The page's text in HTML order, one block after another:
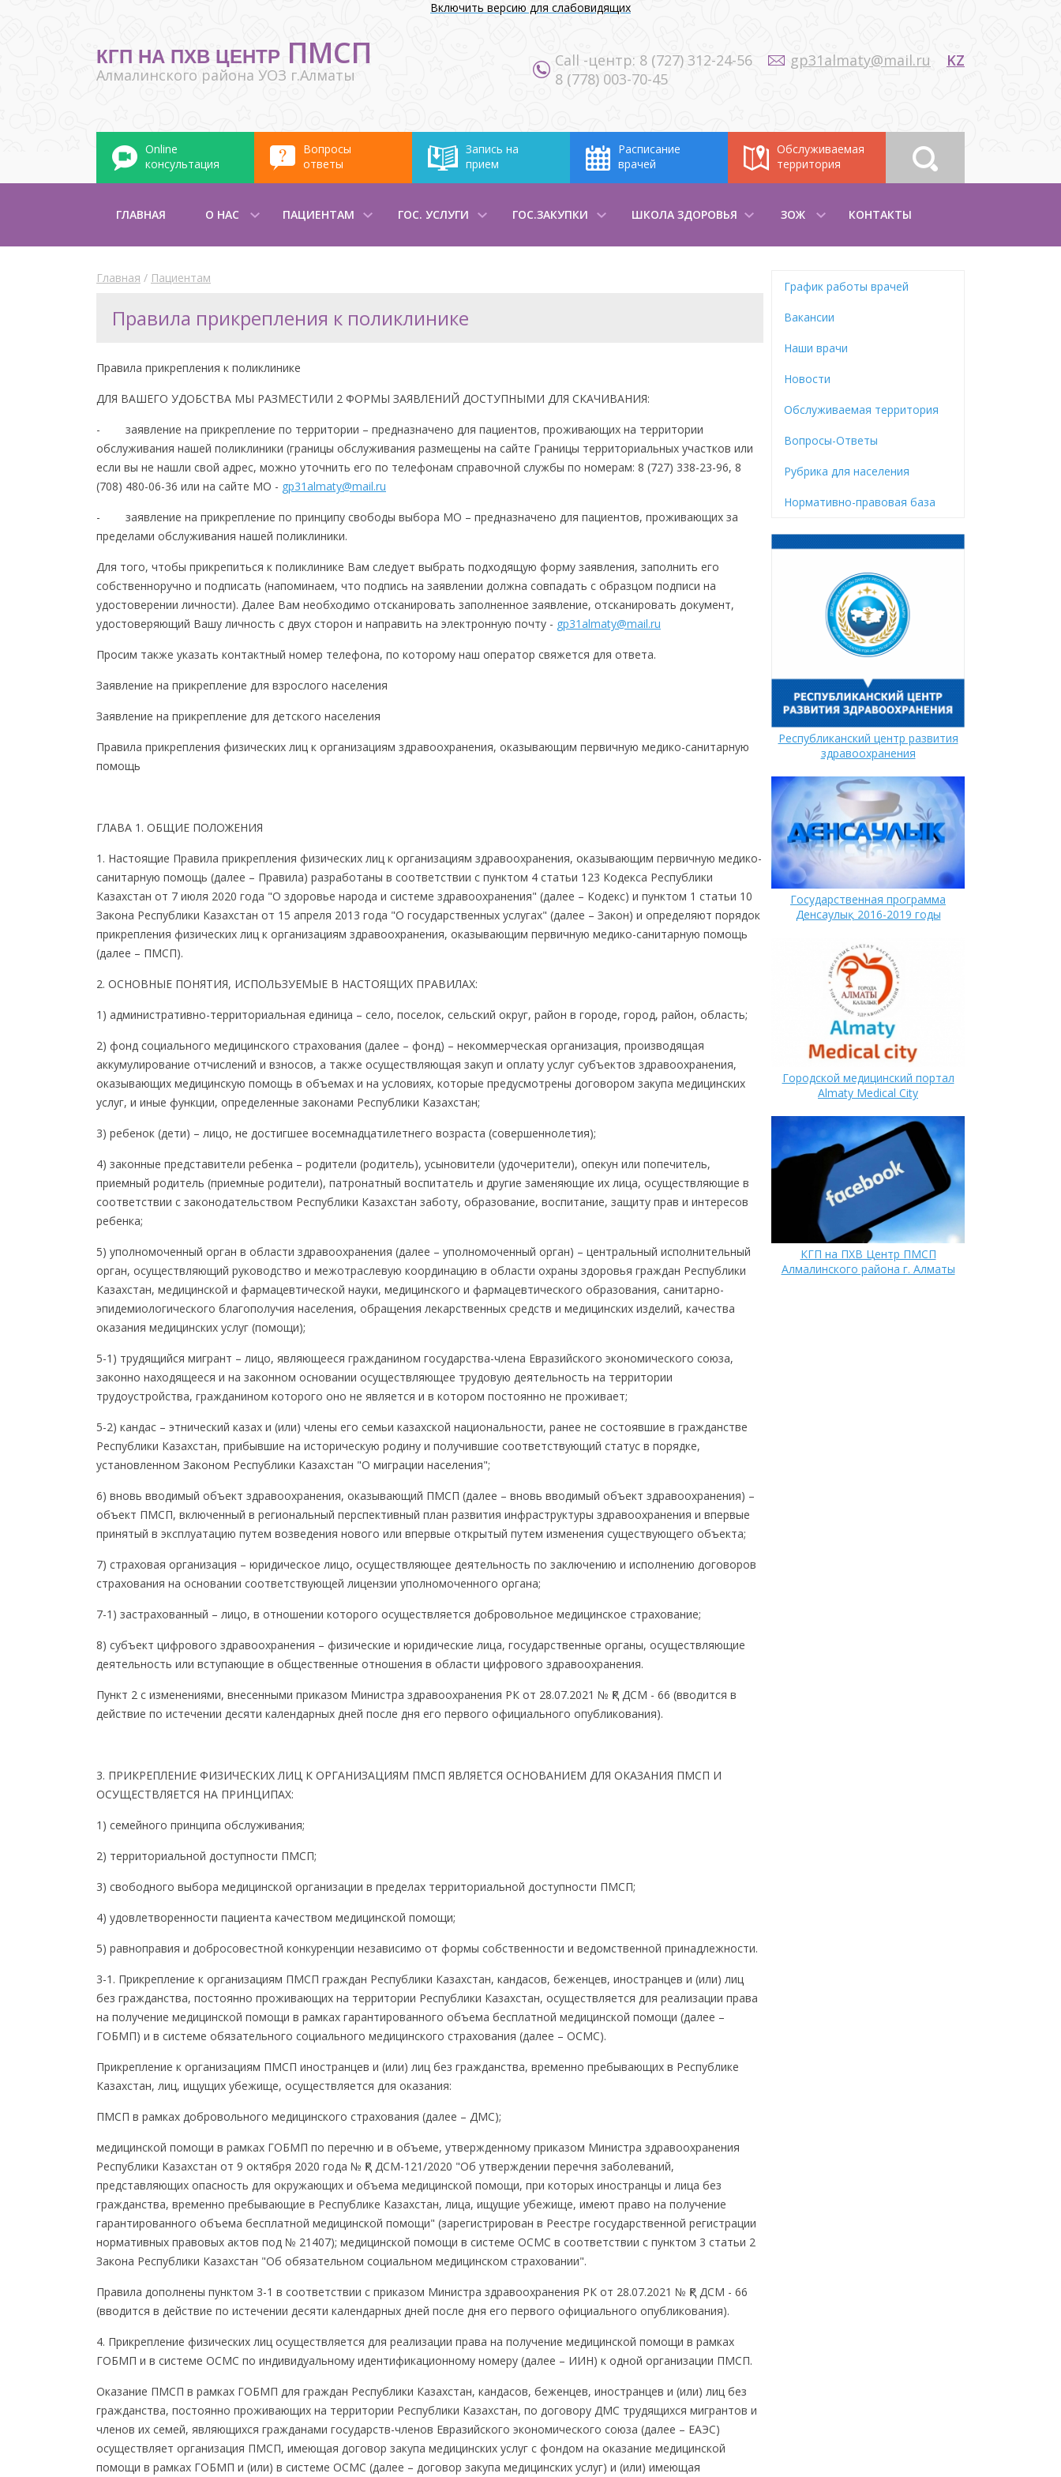
Включить версию для слабовидящих
КГП НА ПХВ ЦЕНТР ПМСП
Алмалинского района УОЗ г.Алматы
Call -центр: 8 (727) 312-24-56
8 (778) 003-70-45
gp31almaty@mail.ru KZ
Online
консультация
Вопросы
ответы
Запись на
прием
Расписание
врачей
Обслуживаемая
территория
ГЛАВНАЯ О НАС ПАЦИЕНТАМ ГОС. УСЛУГИ ГОС.ЗАКУПКИ ШКОЛА ЗДОРОВЬЯ ЗОЖ КОНТАКТЫ
Главная / Пациентам
Правила прикрепления к поликлинике
Правила прикрепления к поликлинике
ДЛЯ ВАШЕГО УДОБСТВА МЫ РАЗМЕСТИЛИ 2 ФОРМЫ ЗАЯВЛЕНИЙ ДОСТУПНЫМИ ДЛЯ СКАЧИВАНИЯ:
- заявление на прикрепление по территории – предназначено для пациентов, проживающих на территории
обслуживания нашей поликлиники (границы обслуживания размещены на сайте Границы территориальных участков или
если вы не нашли свой адрес, можно уточнить его по телефонам справочной службы по номерам: 8 (727) 338-23-96, 8
(708) 480-06-36 или на сайте МО - gp31almaty@mail.ru
- заявление на прикрепление по принципу свободы выбора МО – предназначено для пациентов, проживающих за
пределами обслуживания нашей поликлиники.
Для того, чтобы прикрепиться к поликлинике Вам следует выбрать подходящую форму заявления, заполнить его
собственноручно и подписать (напоминаем, что подпись на заявлении должна совпадать с образцом подписи на
удостоверении личности). Далее Вам необходимо отсканировать заполненное заявление, отсканировать документ,
удостоверяющий Вашу личность с двух сторон и направить на электронную почту - gp31almaty@mail.ru
Просим также указать контактный номер телефона, по которому наш оператор свяжется для ответа.
Заявление на прикрепление для взрослого населения
Заявление на прикрепление для детского населения
Правила прикрепления физических лиц к организациям здравоохранения, оказывающим первичную медико-санитарную
помощь
ГЛАВА 1. ОБЩИЕ ПОЛОЖЕНИЯ
1. Настоящие Правила прикрепления физических лиц к организациям здравоохранения, оказывающим первичную медико-
санитарную помощь (далее – Правила) разработаны в соответствии с пунктом 4 статьи 123 Кодекса Республики
Казахстан от 7 июля 2020 года "О здоровье народа и системе здравоохранения" (далее – Кодекс) и пунктом 1 статьи 10
Закона Республики Казахстан от 15 апреля 2013 года "О государственных услугах" (далее – Закон) и определяют порядок
прикрепления физических лиц к организациям здравоохранения, оказывающим первичную медико-санитарную помощь
(далее – ПМСП).
2. ОСНОВНЫЕ ПОНЯТИЯ, ИСПОЛЬЗУЕМЫЕ В НАСТОЯЩИХ ПРАВИЛАХ:
1) административно-территориальная единица – село, поселок, сельский округ, район в городе, город, район, область;
2) фонд социального медицинского страхования (далее – фонд) – некоммерческая организация, производящая
аккумулирование отчислений и взносов, а также осуществляющая закуп и оплату услуг субъектов здравоохранения,
оказывающих медицинскую помощь в объемах и на условиях, которые предусмотрены договором закупа медицинских
услуг, и иные функции, определенные законами Республики Казахстан;
3) ребенок (дети) – лицо, не достигшее восемнадцатилетнего возраста (совершеннолетия);
4) законные представители ребенка – родители (родитель), усыновители (удочерители), опекун или попечитель,
приемный родитель (приемные родители), патронатный воспитатель и другие заменяющие их лица, осуществляющие в
соответствии с законодательством Республики Казахстан заботу, образование, воспитание, защиту прав и интересов
ребенка;
5) уполномоченный орган в области здравоохранения (далее – уполномоченный орган) – центральный исполнительный
орган, осуществляющий руководство и межотраслевую координацию в области охраны здоровья граждан Республики
Казахстан, медицинской и фармацевтической науки, медицинского и фармацевтического образования, санитарно-
эпидемиологического благополучия населения, обращения лекарственных средств и медицинских изделий, качества
оказания медицинских услуг (помощи);
5-1) трудящийся мигрант – лицо, являющееся гражданином государства-члена Евразийского экономического союза,
законно находящееся и на законном основании осуществляющее трудовую деятельность на территории
трудоустройства, гражданином которого оно не является и в котором постоянно не проживает;
5-2) кандас – этнический казах и (или) члены его семьи казахской национальности, ранее не состоявшие в гражданстве
Республики Казахстан, прибывшие на историческую родину и получившие соответствующий статус в порядке,
установленном Законом Республики Казахстан "О миграции населения";
6) вновь вводимый объект здравоохранения, оказывающий ПМСП (далее – вновь вводимый объект здравоохранения) –
объект ПМСП, включенный в региональный перспективный план развития инфраструктуры здравоохранения и впервые
принятый в эксплуатацию путем возведения нового или впервые открытый путем изменения существующего объекта;
7) страховая организация – юридическое лицо, осуществляющее деятельность по заключению и исполнению договоров
страхования на основании соответствующей лицензии уполномоченного органа;
7-1) застрахованный – лицо, в отношении которого осуществляется добровольное медицинское страхование;
8) субъект цифрового здравоохранения – физические и юридические лица, государственные органы, осуществляющие
деятельность или вступающие в общественные отношения в области цифрового здравоохранения.
Пункт 2 с изменениями, внесенными приказом Министра здравоохранения РК от 28.07.2021 № ҚР ДСМ - 66 (вводится в
действие по истечении десяти календарных дней после дня его первого официального опубликования).
3. ПРИКРЕПЛЕНИЕ ФИЗИЧЕСКИХ ЛИЦ К ОРГАНИЗАЦИЯМ ПМСП ЯВЛЯЕТСЯ ОСНОВАНИЕМ ДЛЯ ОКАЗАНИЯ ПМСП И
ОСУЩЕСТВЛЯЕТСЯ НА ПРИНЦИПАХ:
1) семейного принципа обслуживания;
2) территориальной доступности ПМСП;
3) свободного выбора медицинской организации в пределах территориальной доступности ПМСП;
4) удовлетворенности пациента качеством медицинской помощи;
5) равноправия и добросовестной конкуренции независимо от формы собственности и ведомственной принадлежности.
3-1. Прикрепление к организациям ПМСП граждан Республики Казахстан, кандасов, беженцев, иностранцев и (или) лиц
без гражданства, постоянно проживающих на территории Республики Казахстан, осуществляется для реализации права
на получение медицинской помощи в рамках гарантированного объема бесплатной медицинской помощи (далее –
ГОБМП) и в системе обязательного социального медицинского страхования (далее – ОСМС).
Прикрепление к организациям ПМСП иностранцев и (или) лиц без гражданства, временно пребывающих в Республике
Казахстан, лиц, ищущих убежище, осуществляется для оказания:
ПМСП в рамках добровольного медицинского страхования (далее – ДМС);
медицинской помощи в рамках ГОБМП по перечню и в объеме, утвержденному приказом Министра здравоохранения
Республики Казахстан от 9 октября 2020 года № ҚР ДСМ-121/2020 "Об утверждении перечня заболеваний,
представляющих опасность для окружающих и объема медицинской помощи, при которых иностранцы и лица без
гражданства, временно пребывающие в Республике Казахстан, лица, ищущие убежище, имеют право на получение
гарантированного объема бесплатной медицинской помощи" (зарегистрирован в Реестре государственной регистрации
нормативных правовых актов под № 21407); медицинской помощи в системе ОСМС в соответствии с пунктом 3 статьи 2
Закона Республики Казахстан "Об обязательном социальном медицинском страховании".
Правила дополнены пунктом 3-1 в соответствии с приказом Министра здравоохранения РК от 28.07.2021 № ҚР ДСМ - 66
(вводится в действие по истечении десяти календарных дней после дня его первого официального опубликования).
4. Прикрепление физических лиц осуществляется для реализации права на получение медицинской помощи в рамках
ГОБМП и в системе ОСМС по индивидуальному идентификационному номеру (далее – ИИН) к одной организации ПМСП.
Оказание ПМСП в рамках ГОБМП для граждан Республики Казахстан, кандасов, беженцев, иностранцев и (или) лиц без
гражданства, постоянно проживающих на территории Республики Казахстан, по договору ДМС трудящихся мигрантов и
членов их семей, являющихся гражданами государств-членов Евразийского экономического союза (далее – ЕАЭС)
осуществляет организация ПМСП, имеющая договор закупа медицинских услуг с фондом на оказание медицинской
помощи в рамках ГОБМП и (или) в системе ОСМС (далее – договор закупа медицинских услуг) и (или) имеющая
График работы врачей
Вакансии
Наши врачи
Новости
Обслуживаемая территория
Вопросы-Ответы
Рубрика для населения
Нормативно-правовая база
Республиканский центр развития
здравоохранения
Государственная программа
Денсаулық 2016-2019 годы
Городской медицинский портал
Almaty Medical City
КГП на ПХВ Центр ПМСП
Алмалинского района г. Алматы